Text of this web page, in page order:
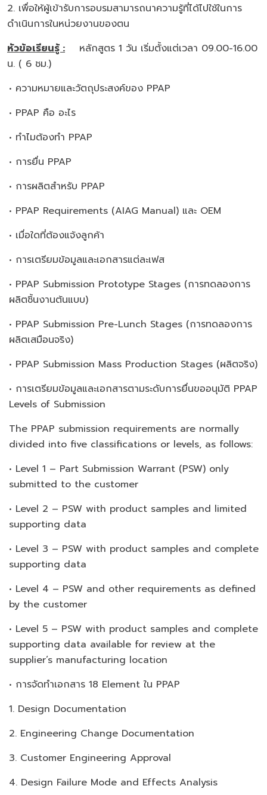
2. เพื่อให้ผู้เข้ารับการอบรมสามารถนาความรู้ที่ได้ไปใช้ในการ
ดำเนินการในหน่วยงานของตน
หัวข้อเรียนรู้ : หลักสูตร 1 วัน เริ่มตั้งแต่เวลา 09.00-16.00
น. ( 6 ชม.)
• ความหมายและวัตถุประสงค์ของ PPAP
• PPAP คือ อะไร
• ทำไมต้องทำ PPAP
• การยื่น PPAP
• การผลิตสำหรับ PPAP
• PPAP Requirements (AIAG Manual) และ OEM
• เมื่อใดที่ต้องแจ้งลูกค้า
• การเตรียมข้อมูลและเอกสารแต่ละเฟส
• PPAP Submission Prototype Stages (การทดลองการ
ผลิตชิ้นงานต้นแบบ)
• PPAP Submission Pre-Lunch Stages (การทดลองการ
ผลิตเสมือนจริง)
• PPAP Submission Mass Production Stages (ผลิตจริง)
• การเตรียมข้อมูลและเอกสารตามระดับการยื่นขออนุมัติ PPAP
Levels of Submission
The PPAP submission requirements are normally
divided into five classifications or levels, as follows:
• Level 1 – Part Submission Warrant (PSW) only
submitted to the customer
• Level 2 – PSW with product samples and limited
supporting data
• Level 3 – PSW with product samples and complete
supporting data
• Level 4 – PSW and other requirements as defined
by the customer
• Level 5 – PSW with product samples and complete
supporting data available for review at the
supplier’s manufacturing location
• การจัดทำเอกสาร 18 Element ใน PPAP
1. Design Documentation
2. Engineering Change Documentation
3. Customer Engineering Approval
4. Design Failure Mode and Effects Analysis